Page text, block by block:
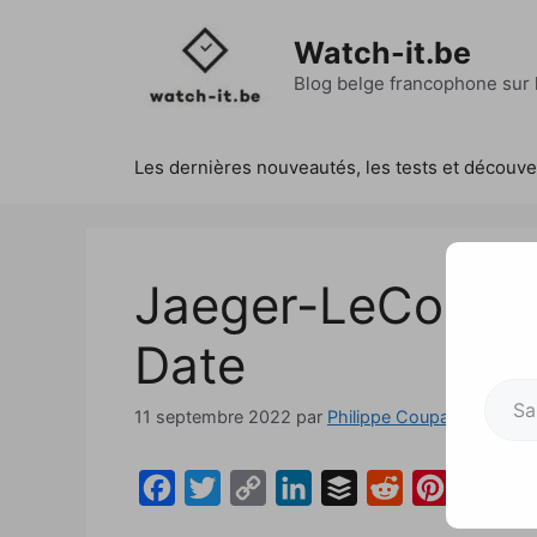
Watch-it.be
Blog belge francophone
Les dernières nouveautés, les tests et
Jaeger-
Date
11 septembre 2022 par Philippe Coupatez
i